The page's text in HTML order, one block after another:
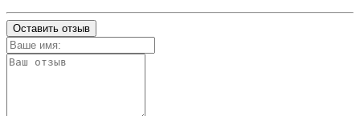
Оставить отзыв